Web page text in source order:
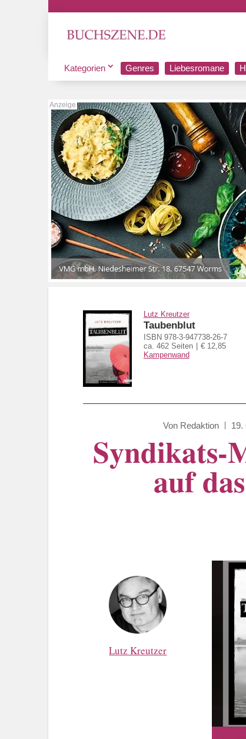
Kategorien Genres Liebesromane
Lutz Kreutzer
Taubenblut
ISBN 978-3-947738-26-7
ca. 462 Seiten
€ 12,85
Kampenwand
Von Redaktion 19.
Syndikats-
auf
Lutz Kreutzer